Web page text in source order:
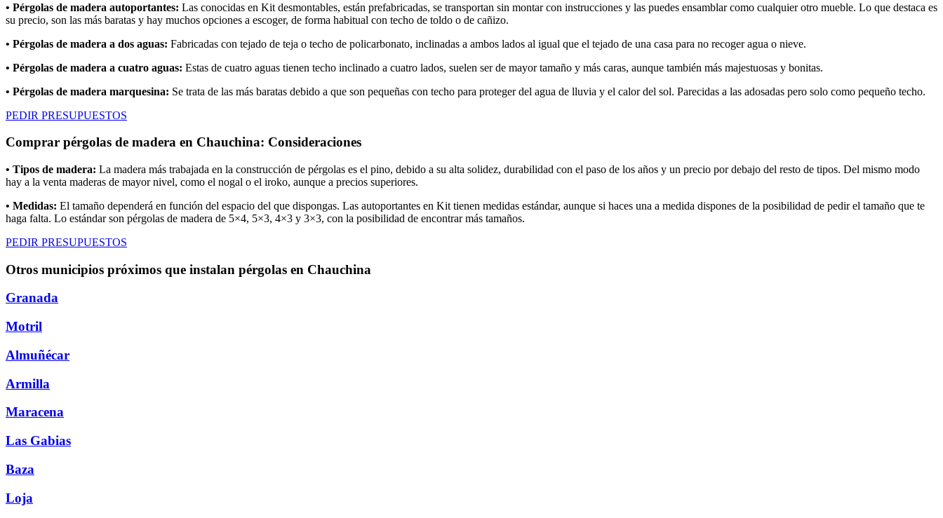
• Pérgolas de madera autoportantes: Las conocidas en Kit desmontables, están prefabricadas, se transportan sin montar con instrucciones y las puedes ensamblar como cualquier otro mueble. Lo que destaca es
su precio, son las más baratas y hay muchos opciones a escoger, de forma habitual con techo de toldo o de cañizo.
• Pérgolas de madera a dos aguas: Fabricadas con tejado de teja o techo de policarbonato, inclinadas a ambos lados al igual que el tejado de una casa para no recoger agua o nieve.
• Pérgolas de madera a cuatro aguas: Estas de cuatro aguas tienen techo inclinado a cuatro lados, suelen ser de mayor tamaño y más caras, aunque también más majestuosas y bonitas.
• Pérgolas de madera marquesina: Se trata de las más baratas debido a que son pequeñas con techo para proteger del agua de lluvia y el calor del sol. Parecidas a las adosadas pero solo como pequeño techo.
PEDIR PRESUPUESTOS
Comprar pérgolas de madera en Chauchina: Consideraciones
• Tipos de madera: La madera más trabajada en la construcción de pérgolas es el pino, debido a su alta solidez, durabilidad con el paso de los años y un precio por debajo del resto de tipos. Del mismo modo
hay a la venta maderas de mayor nivel, como el nogal o el iroko, aunque a precios superiores.
• Medidas: El tamaño dependerá en función del espacio del que dispongas. Las autoportantes en Kit tienen medidas estándar, aunque si haces una a medida dispones de la posibilidad de pedir el tamaño que te
haga falta. Lo estándar son pérgolas de madera de 5×4, 5×3, 4×3 y 3×3, con la posibilidad de encontrar más tamaños.
PEDIR PRESUPUESTOS
Otros municipios próximos que instalan pérgolas en Chauchina
Granada
Motril
Almuñécar
Armilla
Maracena
Las Gabias
Baza
Loja